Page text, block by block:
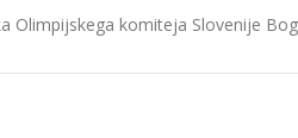
komiteja Slovenije